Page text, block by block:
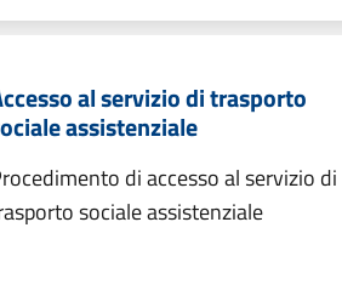
al servizio di trasporto
assistenziale
di accesso al servizio di
sociale assistenziale